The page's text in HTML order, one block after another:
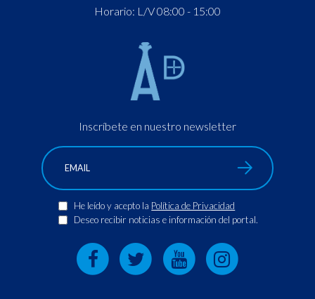
Horario: L/V 08:00 - 15:00
Inscríbete en nuestro newsletter
He leído y acepto la Política de Privacidad
Deseo recibir noticias e información del portal.